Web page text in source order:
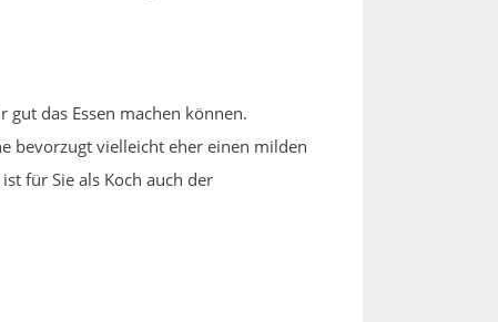
das Essen machen können.
bevorzugt vielleicht eher einen milden
für Sie als Koch auch der